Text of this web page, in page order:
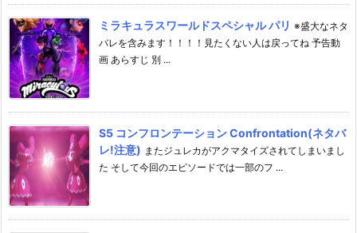
ミラキュラスワールドスペシャル パリ ※盛大なネタ
バレを含みます！！！！見たくない人は戻ってね 予告動
画 あらすじ 別 ...
S5 コンフロンテーション Confrontation(ネタバ
レ!注意) またジュレカがアクマタイズされてしまいまし
た そして今回のエピソードでは一部のフ ...